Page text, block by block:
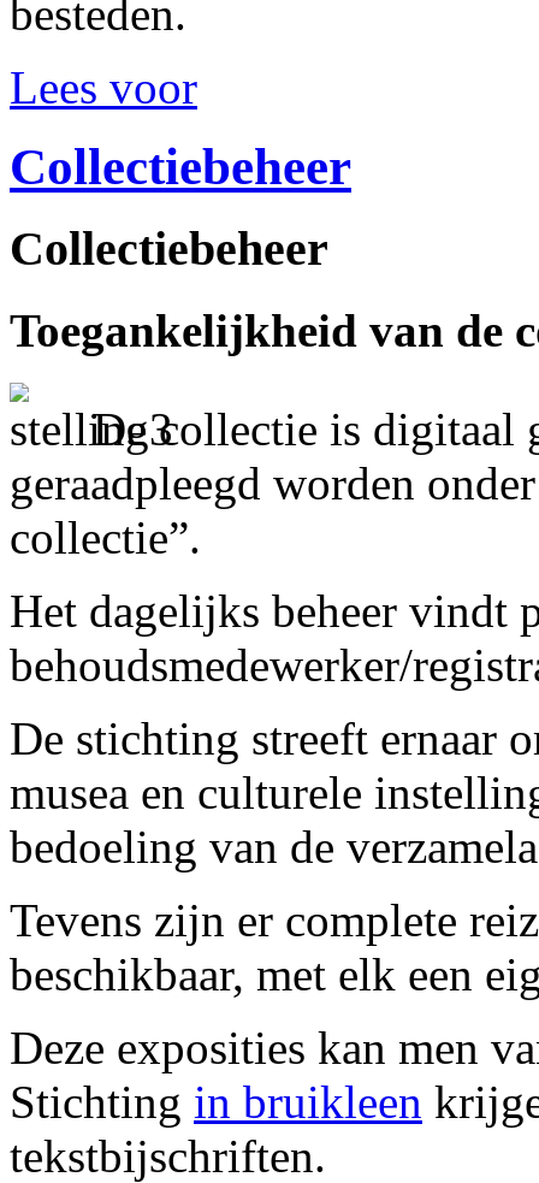
besteden.
Lees voor
Collectiebeheer
Collectiebeheer
Toegankelijkheid van de
De collectie is digitaal
geraadpleegd worden
collectie”.
Het dagelijks beheer vindt
behoudsmedewerker/
De stichting streeft ernaar
musea en culturele
bedoeling van de
Tevens zijn er complete
beschikbaar, met elk een
Deze exposities kan men
Stichting in bruikleen
tekstbijschriften.